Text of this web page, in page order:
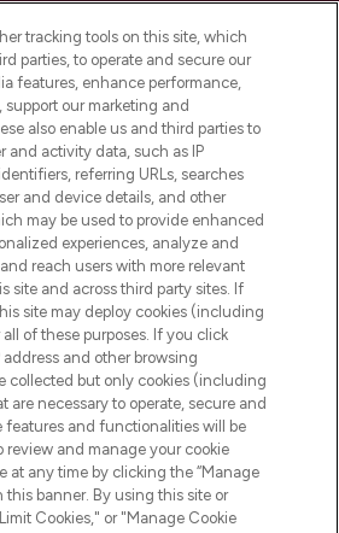
Marken. Shoppe online
die App mit kostenloser
Einkaufswert von 30€.
Einwilligung
or Share My Personal
Information
& INFORMATION
IMPRESSUM
LOOKFANTASTIC
COVID-19
tracking tools on this site, which
parties, to operate and secure our
features, enhance performance,
support our marketing and
also enable us and third parties to
and activity data, such as IP
referring URLs, searches
and device details, and other
may be used to provide enhanced
experiences, analyze and
reach users with more relevant
site and across third party sites. If
site may deploy cookies (including
of these purposes. If you click
address and other browsing
collected but only cookies (including
are necessary to operate, secure and
features and functionalities will be
review and manage your cookie
at any time by clicking the “Manage
this banner. By using this site or
Cookies," or "Manage Cookie